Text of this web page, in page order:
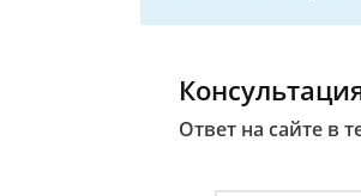
Ответ на сайте в